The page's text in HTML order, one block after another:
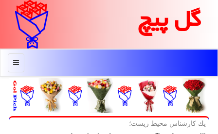
گل پیچ
منو
یك كارشناس محیط زیست؛